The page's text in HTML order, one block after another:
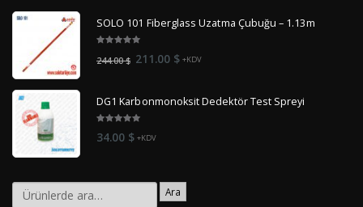
SOLO 101 Fiberglass Uzatma Çubuğu – 1.13m
of 5
244.00$ Orijinal
244.00 $.
211.00 $Şu
fiyat:
+KDV
DG1 Karbonmonoksit Dedektör Test Spreyi
5.00 out
of 5
34.00 $ +KDV
Ara